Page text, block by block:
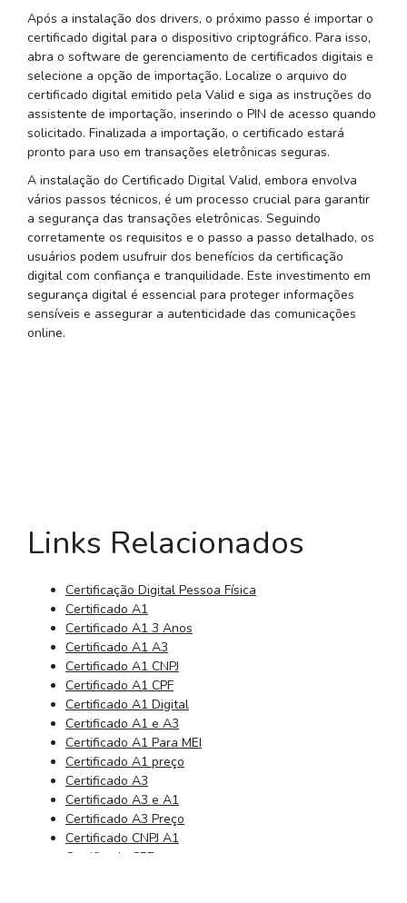
Após a instalação dos drivers, o próximo passo é importar o
certificado digital para o dispositivo criptográfico. Para isso,
abra o software de gerenciamento de certificados digitais e
selecione a opção de importação. Localize o arquivo do
certificado digital emitido pela Valid e siga as instruções do
assistente de importação, inserindo o PIN de acesso quando
solicitado. Finalizada a importação, o certificado estará
pronto para uso em transações eletrônicas seguras.
A instalação do Certificado Digital Valid, embora envolva
vários passos técnicos, é um processo crucial para garantir
a segurança das transações eletrônicas. Seguindo
corretamente os requisitos e o passo a passo detalhado, os
usuários podem usufruir dos benefícios da certificação
digital com confiança e tranquilidade. Este investimento em
segurança digital é essencial para proteger informações
sensíveis e assegurar a autenticidade das comunicações
online.
Links Relacionados
Certificação Digital Pessoa Física
Certificado A1
Certificado A1 3 Anos
Certificado A1 A3
Certificado A1 CNPJ
Certificado A1 CPF
Certificado A1 Digital
Certificado A1 e A3
Certificado A1 Para MEI
Certificado A1 preço
Certificado A3
Certificado A3 e A1
Certificado A3 Preço
Certificado CNPJ A1
Certificado CPF